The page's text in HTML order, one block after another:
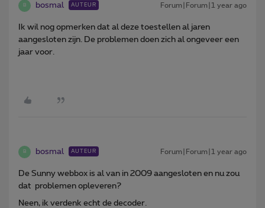
B bosmal AUTEUR Forum|Forum|1 year ago
Ik wil nog opmerken dat al deze toestellen al jaren
aangesloten zijn. De problemen doen zich al ongeveer een
jaar voor.
B bosmal AUTEUR Forum|Forum|1 year ago
De Sunny webbox is al van in 2009 aangesloten en nu zou
dat problemen opleveren?
Neen, ik verdenk echt de decoder.